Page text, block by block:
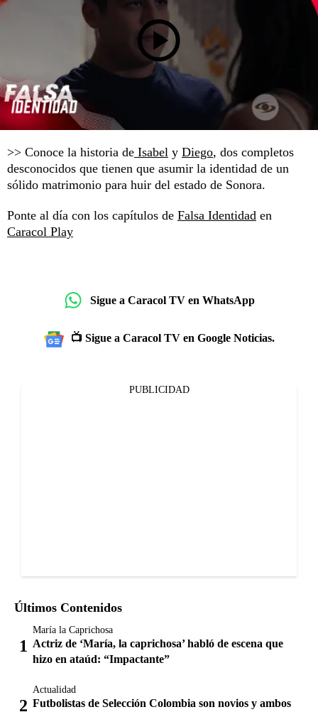
>> Conoce la historia de Isabel y Diego, dos completos
desconocidos que tienen que asumir la identidad de un
sólido matrimonio para huir del estado de Sonora.
Ponte al día con los capítulos de Falsa Identidad en
Caracol Play
Sigue a Caracol TV en WhatsApp
📺 Sigue a Caracol TV en Google Noticias.
PUBLICIDAD
Últimos Contenidos
María la Caprichosa
Actriz de ‘María, la caprichosa’ habló de escena que
hizo en ataúd: “Impactante”
Actualidad
Futbolistas de Selección Colombia son novios y ambos